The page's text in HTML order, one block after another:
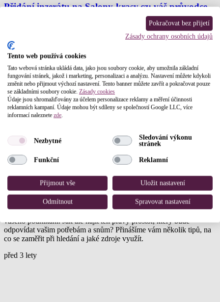
Přidání inzerátu na Salony-krasy.cz: váš průvodce
snadnou cestou k viditelnosti ve světě beauty
Vstupte do světa možností s portálem Salony-krasy.cz,
nejnavštěvovanějším webovým místem pro beauty profesionály
v České republice. Ať už hledáte nové příležitosti, chcete nabídnout
podnikání, sekce Inzerce na Salony-krasy.cz je místem, kde se vaše
nabídky setkají s poptávkou.
před 2 lety
Najděte ideální prostor pro váš salon snů: průvodce
pro beauty profesionály
Založení salonu nebo studia krásy je vzrušující krok na cestě
každého beauty profesionála. Ať už jste kadeřník, kosmetička, nebo
specialista na nehty, výběr správného prostoru je klíčový pro úspěch
vašeho podnikání. Jak ale najít ten pravý prostor, který bude
odpovídat vašim potřebám a snům? Přinášíme vám několik tipů, na
co se zaměřit při hledání a jaké zdroje využít.
před 3 lety
Pokračovat bez přijetí
Zásady ochrany osobních údajů
Tento web používá cookies
Tato webová stránka ukládá data, jako jsou soubory cookie, aby umožnila základní
fungování stránek, jakož i marketing, personalizaci a analýzu. Nastavení můžete kdykoli
změnit nebo přijmout výchozí nastavení. Tento banner můžete zavřít a pokračovat pouze
se základními soubory cookie. Zásady cookies
Údaje jsou shromažďovány za účelem personalizace reklamy a měření účinnosti
reklamních kampaní. Údaje mohou být sdíleny se společností Google LLC, více
informací naleznete zde.
Nezbytné
Sledování výkonu
stránek
Funkční Reklamní
Přijmout vše Uložit nastavení
Odmítnout Spravovat nastavení